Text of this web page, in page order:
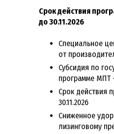
Срок действия
до 30.11.2026
Специальное
от
Субсидия по
программе МПТ
Срок действия
30.11.2026
Сниженное
лизинговому